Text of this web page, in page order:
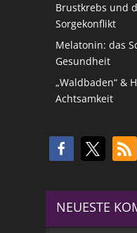
Brustkrebs und
Sorgekonflikt
Melatonin: das
Gesundheit
„Waldbaden“ &
Achtsamkeit
NEUESTE